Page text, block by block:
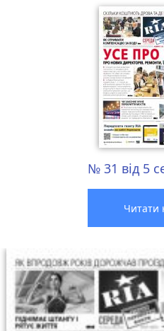
№ 31 від 5
Читати